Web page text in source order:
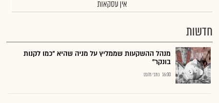
אין עסקאות
חדשות
מנהל ההשקעות שממליץ על מניה שהיא "כמו לקנות
בונקר"
16:00 כתבי גלובס